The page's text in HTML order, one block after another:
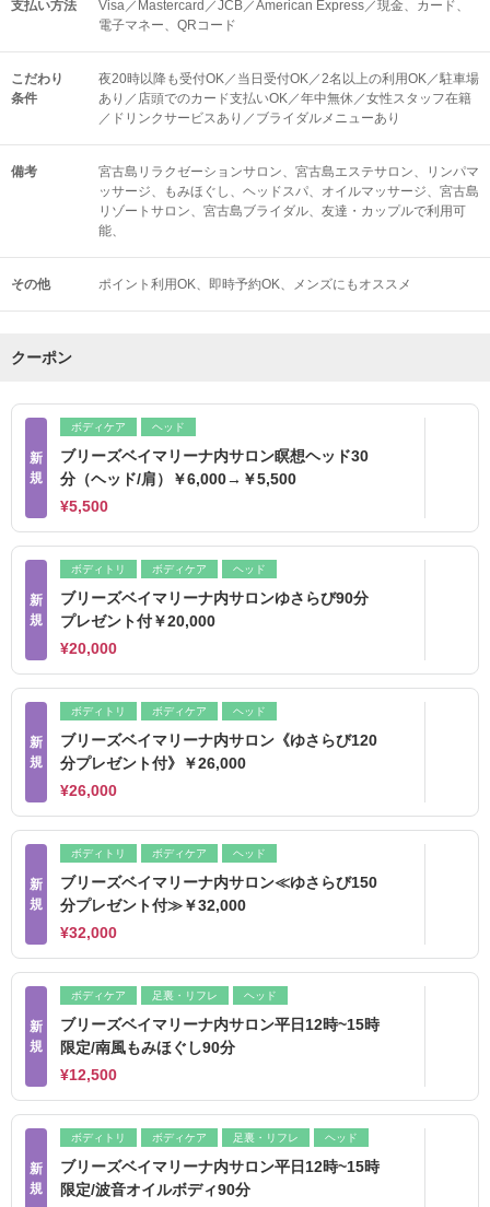
支払い方法
Visa／Mastercard／JCB／American Express／現金、カード、
電子マネー、QRコード
こだわり
条件
夜20時以降も受付OK／当日受付OK／2名以上の利用OK／駐車場
あり／店頭でのカード支払いOK／年中無休／女性スタッフ在籍
／ドリンクサービスあり／ブライダルメニューあり
備考
宮古島リラクゼーションサロン、宮古島エステサロン、リンパマ
ッサージ、もみほぐし、ヘッドスパ、オイルマッサージ、宮古島
リゾートサロン、宮古島ブライダル、友達・カップルで利用可
能、
その他 ポイント利用OK 即時予約OK メンズにもオススメ
クーポン
新
規
ボディケア ヘッド
ブリーズベイマリーナ内サロン瞑想ヘッド30
分（ヘッド/肩）￥6,000→￥5,500
¥5,500
新
規
ボディトリ ボディケア ヘッド
ブリーズベイマリーナ内サロンゆさらび90分
プレゼント付￥20,000
¥20,000
新
規
ボディトリ ボディケア ヘッド
ブリーズベイマリーナ内サロン《ゆさらび120
分プレゼント付》￥26,000
¥26,000
新
規
ボディトリ ボディケア ヘッド
ブリーズベイマリーナ内サロン≪ゆさらび150
分プレゼント付≫￥32,000
¥32,000
新
規
ボディケア 足裏・リフレ ヘッド
ブリーズベイマリーナ内サロン平日12時~15時
限定/南風もみほぐし90分
¥12,500
新
規
ボディトリ ボディケア 足裏・リフレ ヘッド
ブリーズベイマリーナ内サロン平日12時~15時
限定/波音オイルボディ90分